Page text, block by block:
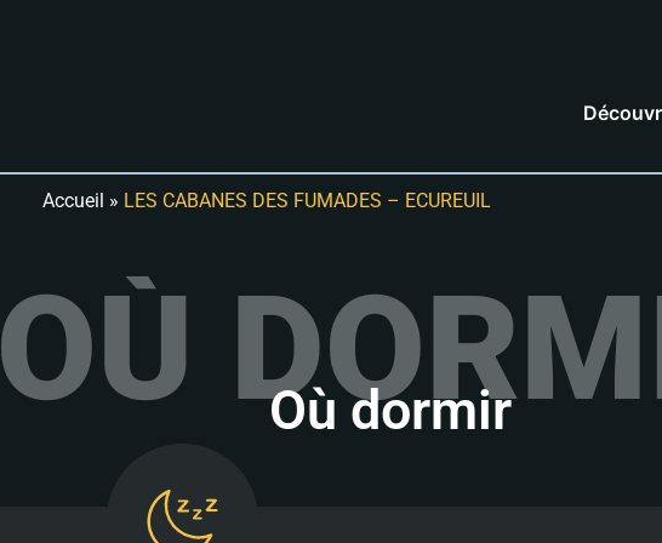
Accueil » LES CABANES DES FUMADES – ECUREUIL
OÙ Où dormir